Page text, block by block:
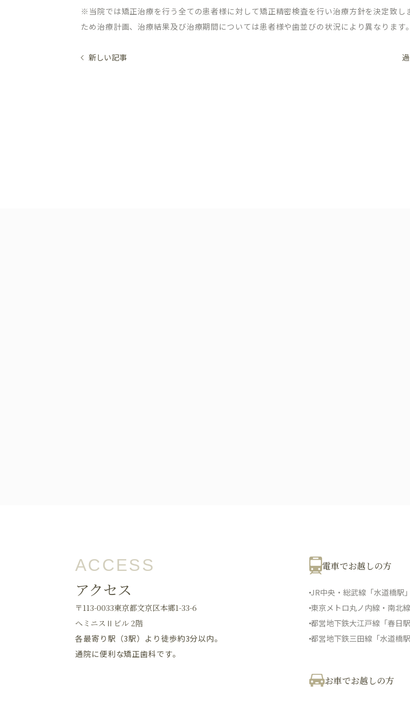
※当院では矯正治療を行う全ての患者様に対して矯正精密検査を行い治療方針を決定致し
ため治療計画、治療結果及び治療期間については患者様や歯並びの状況により異なります。
新しい記事
ACCESS
アクセス
〒113-0033東京都文京区本郷1-33-6
へミニスⅡビル 2階
各最寄り駅（3駅）より徒歩約3分以内。
通院に便利な矯正歯科です。
電車でお越しの方
JR中央・総武線「水道橋駅
東京メトロ丸ノ内線・南北
都営地下鉄大江戸線「春日
都営地下鉄三田線「水道橋
お車でお越しの方
オンライン初診相談